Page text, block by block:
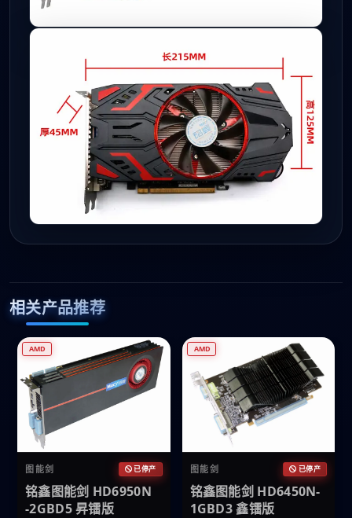
相关产品推荐
AMD
图能剑 已停产
铭鑫图能剑 HD6950N
-2GBD5 昇镭版
AMD
图能剑 已停产
铭鑫图能剑 HD6450N-
1GBD3 鑫镭版